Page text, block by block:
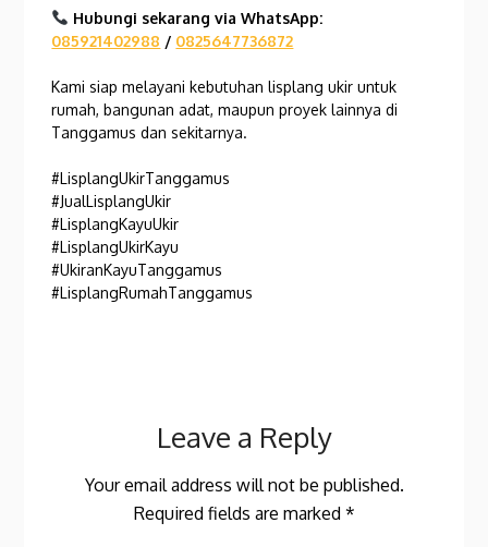
Hubungi sekarang via WhatsApp:
085921402988 / 0825647736872
Kami siap melayani kebutuhan lisplang ukir untuk
rumah, bangunan adat, maupun proyek lainnya di
Tanggamus dan sekitarnya.
#LisplangUkirTanggamus
#JualLisplangUkir
#LisplangKayuUkir
#LisplangUkirKayu
#UkiranKayuTanggamus
#LisplangRumahTanggamus
Leave a Reply
Your email address will not be published.
Required fields are marked *